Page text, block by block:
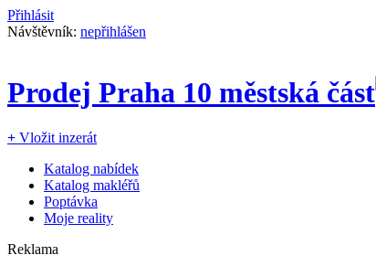
Přihlásit
Návštěvník: nepřihlášen
Prodej Praha 10 městská část
+ Vložit inzerát
Katalog nabídek
Katalog makléřů
Poptávka
Moje reality
Reklama